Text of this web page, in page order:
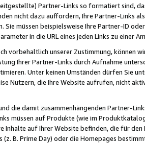
Partner-Links so formatiert sind,
nicht dazu auffordern, Ihre Partner-Links
Sie müssen beispielsweise Ihre Partner-ID
in die URL eines jeden Links zu einer
vorbehaltlich unserer Zustimmung, können
Ihrer Partner-Links durch Aufnahme
Unter keinen Umständen dürfen Sie
Nutzern, die Ihre Website aufrufen, nicht
die damit zusammenhängenden Partner-
müssen auf Produkte (wie im
Inhalte auf Ihrer Website befinden, die für
(z. B. Prime Day) oder die Homepages